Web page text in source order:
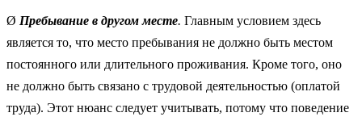
Ø Пребывание в другом месте. Главным условием здесь
является то, что место пребывания не должно быть местом
постоянного или длительного проживания. Кроме того, оно
не должно быть связано с трудовой деятельностью (оплатой
труда). Этот нюанс следует учитывать, потому что поведение